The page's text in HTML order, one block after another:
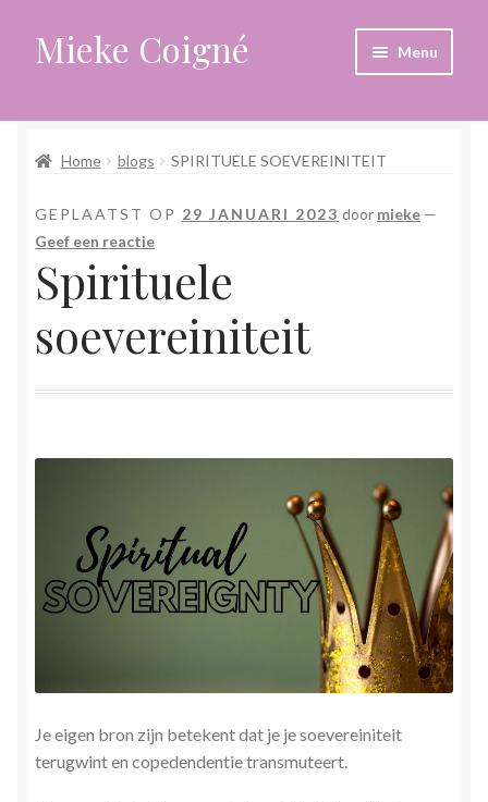
Ga
door
navigatie
Ga
naar
inhoud
Mieke Coigné Menu
Afrekenen
Algemene voorwaarden
Anders leven in een sterk veranderende tijd
Bewust omgaan met hoog gevoeligheid
Blogs
Magische helende verhalen ©Mieke
Narcisme
Home blogs SPIRITUELE SOEVEREINITEIT
GEPLAATST OP 29 JANUARI 2023 door mieke —
Geef een reactie
Spirituele
soevereiniteit
Je eigen bron zijn betekent dat je je soevereiniteit
terugwint en copedendentie transmuteert.